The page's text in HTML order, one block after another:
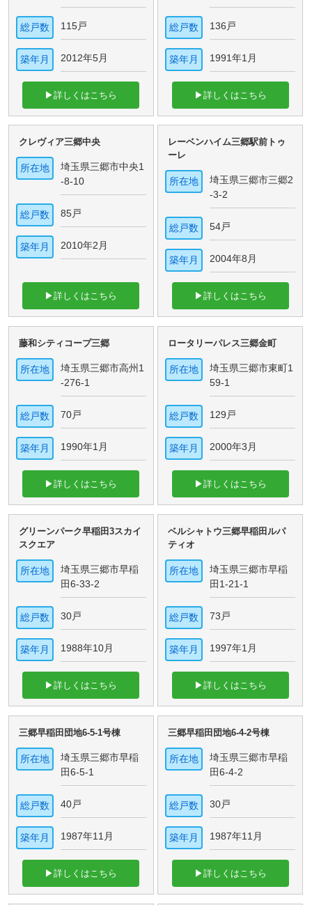
総戸数 115戸
築年月 2012年5月
▶詳しくはこちら
総戸数 136戸
築年月 1991年1月
▶詳しくはこちら
クレヴィア三郷中央
所在地
埼玉県三郷市中央1
-8-10
総戸数 85戸
築年月 2010年2月
▶詳しくはこちら
レーベンハイム三郷駅前トゥ
ーレ
所在地
埼玉県三郷市三郷2
-3-2
総戸数 54戸
築年月 2004年8月
▶詳しくはこちら
藤和シティコープ三郷
所在地
埼玉県三郷市高州1
-276-1
総戸数 70戸
築年月 1990年1月
▶詳しくはこちら
ロータリーパレス三郷金町
所在地
埼玉県三郷市東町1
59-1
総戸数 129戸
築年月 2000年3月
▶詳しくはこちら
グリーンパーク早稲田3スカイ
スクエア
所在地
埼玉県三郷市早稲
田6-33-2
総戸数 30戸
築年月 1988年10月
▶詳しくはこちら
ベルシャトウ三郷早稲田ルパ
ティオ
所在地
埼玉県三郷市早稲
田1-21-1
総戸数 73戸
築年月 1997年1月
▶詳しくはこちら
三郷早稲田団地6-5-1号棟
所在地
埼玉県三郷市早稲
田6-5-1
総戸数 40戸
築年月 1987年11月
▶詳しくはこちら
三郷早稲田団地6-4-2号棟
所在地
埼玉県三郷市早稲
田6-4-2
総戸数 30戸
築年月 1987年11月
▶詳しくはこちら